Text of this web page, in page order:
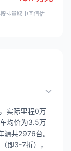
排量取中间值估
实际里程0万
均价为3.5万
共2976台。
即3-7折），